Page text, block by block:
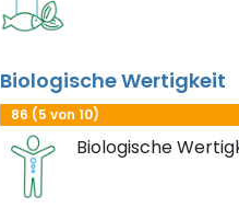
Biologische Wertigkeit
86 (5 von 10)
Biologische